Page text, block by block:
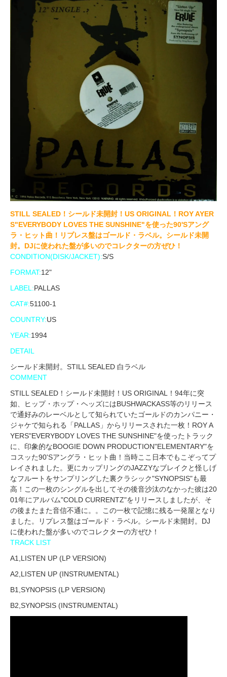
STILL SEALED！シールド未開封！US ORIGINAL！ROY AYER
S"EVERYBODY LOVES THE SUNSHINE"を使った90'Sアング
ラ・ヒット曲！リプレス盤はゴールド・ラベル。シールド未開
封。DJに使われた盤が多いのでコレクターの方ぜひ！
CONDITION(DISK/JACKET):S/S
FORMAT:12"
LABEL:PALLAS
CAT#:51100-1
COUNTRY:US
YEAR:1994
DETAIL
シールド未開封。STILL SEALED 白ラベル
COMMENT
STILL SEALED！シールド未開封！US ORIGINAL！94年に突
如、ヒップ・ホップ・ヘッズにはBUSHWACKASS等のリリース
で通好みのレーベルとして知られていたゴールドのカンパニー・
ジャケで知られる「PALLAS」からリリースされた一枚！ROY A
YERS"EVERYBODY LOVES THE SUNSHINE"を使ったトラック
に、印象的なBOOGIE DOWN PRODUCTION"ELEMENTARY"を
コスッた90'Sアングラ・ヒット曲！当時ここ日本でもこぞってプ
レイされました。更にカップリングのJAZZYなブレイクと怪しげ
なフルートをサンプリングした裏クラシック"SYNOPSIS"も最
高！この一枚のシングルを出してその後音沙汰のなかった彼は20
01年にアルバム"COLD CURRENTZ"をリリースしましたが、そ
の後またまた音信不通に。。この一枚で記憶に残る一発屋となり
ました。リプレス盤はゴールド・ラベル。シールド未開封。DJ
に使われた盤が多いのでコレクターの方ぜひ！
TRACK LIST
A1,LISTEN UP (LP VERSION)
A2,LISTEN UP (INSTRUMENTAL)
B1,SYNOPSIS (LP VERSION)
B2,SYNOPSIS (INSTRUMENTAL)